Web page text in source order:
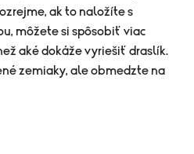
ak to naložíte s
môžete si spôsobiť viac
aké dokáže vyriešiť draslík.
zemiaky, ale obmedzte na